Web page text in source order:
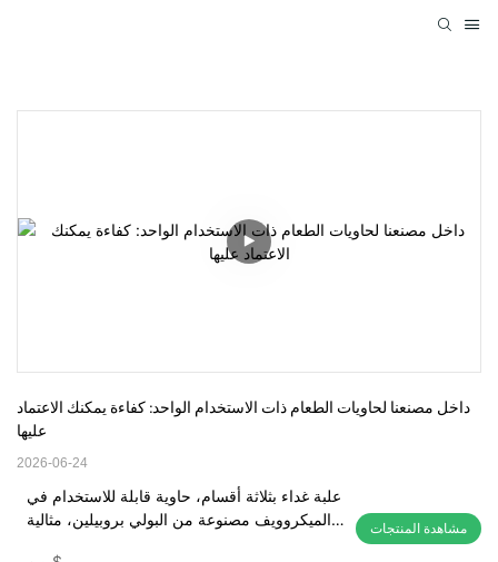
داخل مصنعنا لحاويات الطعام ذات الاستخدام الواحد: كفاءة يمكنك الاعتماد
عليها
2026-06-24
علبة غداء بثلاثة أقسام، حاوية قابلة للاستخدام في
الميكروويف مصنوعة من البولي بروبيلين، مثالية
مشاهدة المنتجات